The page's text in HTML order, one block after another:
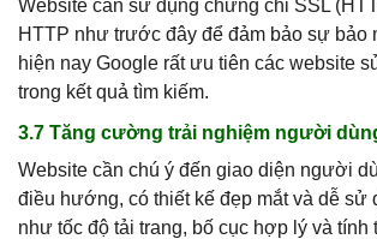
Website cần sử dụng chứng chỉ SSL
HTTP như trước đây để đảm bảo sự bảo
hiện nay Google rất ưu tiên các website
trong kết quả tìm kiếm.
3.7 Tăng cường trải nghiệm người
Website cần chú ý đến giao diện người
điều hướng, có thiết kế đẹp mắt và dễ sử
như tốc độ tải trang, bố cục hợp lý và tính